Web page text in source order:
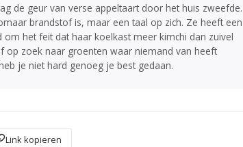
de geur van verse appeltaart door het huis zweefde.
brandstof is, maar een taal op zich. Ze heeft een
het feit dat haar koelkast meer kimchi dan zuivel
op zoek naar groenten waar niemand van heeft
je niet hard genoeg je best gedaan.
Link kopieren